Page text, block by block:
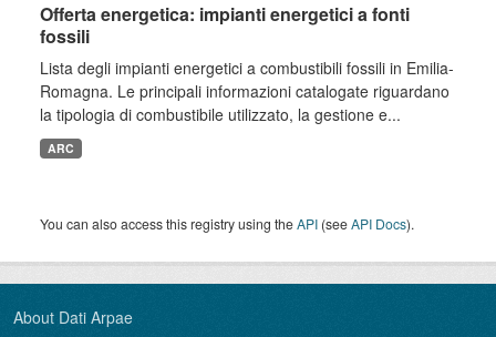
Offerta energetica: impianti energetici a fonti
fossili
Lista degli impianti energetici a combustibili fossili in Emilia-
Romagna. Le principali informazioni catalogate riguardano
la tipologia di combustibile utilizzato, la gestione e...
ARC
You can also access this registry using theAPI (seeAPI Docs).
About Dati Arpae